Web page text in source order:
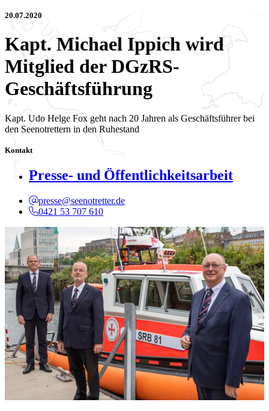
20.07.2020
Kapt. Michael Ippich wird
Mitglied der DGzRS-
Geschäftsführung
Kapt. Udo Helge Fox geht nach 20 Jahren als Geschäftsführer bei
den Seenotrettern in den Ruhestand
Kontakt
Presse- und Öffentlichkeitsarbeit
presse@seenotretter.de
0421 53 707 610